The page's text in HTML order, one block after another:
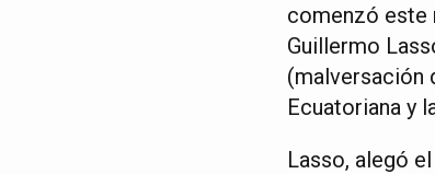
comenzó este
Guillermo
(malversación
Ecuatoriana y
Lasso, alegó